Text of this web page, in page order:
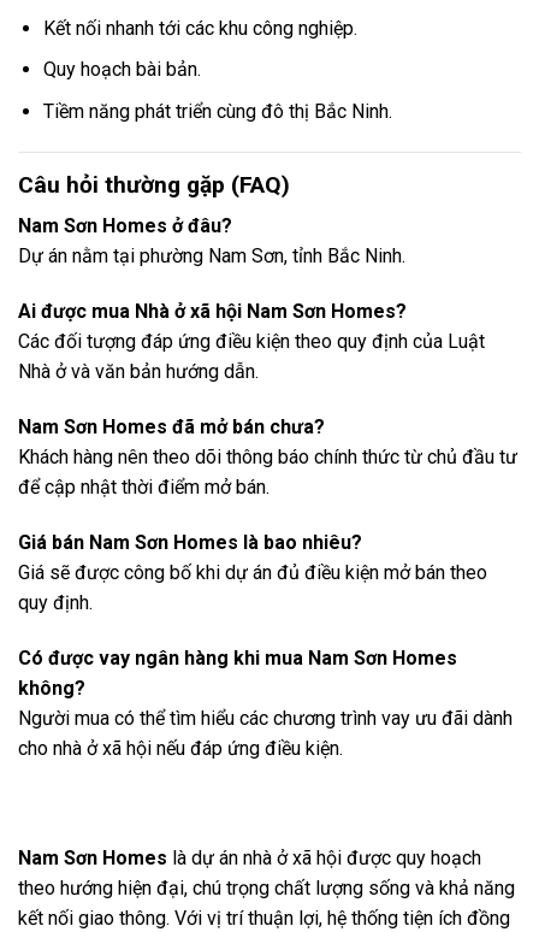
Kết nối nhanh tới các khu công nghiệp.
Quy hoạch bài bản.
Tiềm năng phát triển cùng đô thị Bắc Ninh.
Câu hỏi thường gặp (FAQ)
Nam Sơn Homes ở đâu?
Dự án nằm tại phường Nam Sơn, tỉnh Bắc Ninh.
Ai được mua Nhà ở xã hội Nam Sơn Homes?
Các đối tượng đáp ứng điều kiện theo quy định của Luật
Nhà ở và văn bản hướng dẫn.
Nam Sơn Homes đã mở bán chưa?
Khách hàng nên theo dõi thông báo chính thức từ chủ đầu tư
để cập nhật thời điểm mở bán.
Giá bán Nam Sơn Homes là bao nhiêu?
Giá sẽ được công bố khi dự án đủ điều kiện mở bán theo
quy định.
Có được vay ngân hàng khi mua Nam Sơn Homes
không?
Người mua có thể tìm hiểu các chương trình vay ưu đãi dành
cho nhà ở xã hội nếu đáp ứng điều kiện.
Nam Sơn Homes là dự án nhà ở xã hội được quy hoạch
theo hướng hiện đại, chú trọng chất lượng sống và khả năng
kết nối giao thông. Với vị trí thuận lợi, hệ thống tiện ích đồng